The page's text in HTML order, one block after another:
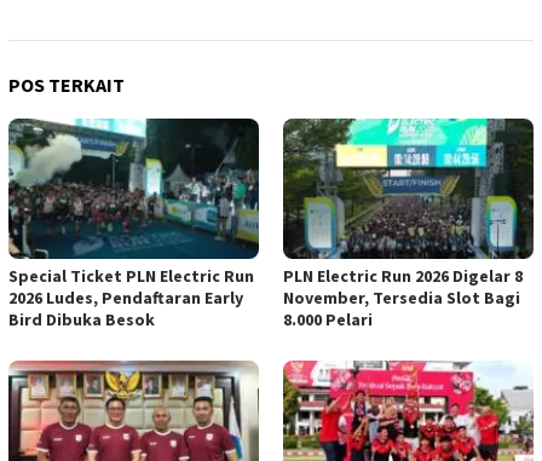
POS TERKAIT
Special Ticket PLN Electric Run
2026 Ludes, Pendaftaran Early
Bird Dibuka Besok
PLN Electric Run 2026 Digelar 8
November, Tersedia Slot Bagi
8.000 Pelari